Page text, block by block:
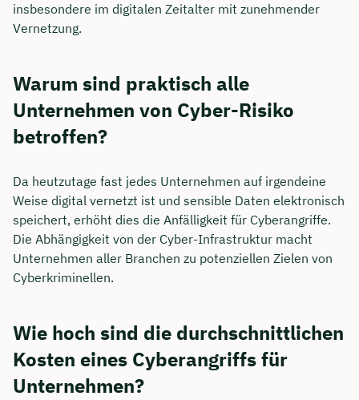
insbesondere im digitalen Zeitalter mit zunehmender
Vernetzung.
Warum sind praktisch alle
Unternehmen von Cyber-Risiko
betroffen?
Da heutzutage fast jedes Unternehmen auf irgendeine
Weise digital vernetzt ist und sensible Daten elektronisch
speichert, erhöht dies die Anfälligkeit für Cyberangriffe.
Die Abhängigkeit von der Cyber-Infrastruktur macht
Unternehmen aller Branchen zu potenziellen Zielen von
Cyberkriminellen.
Wie hoch sind die durchschnittlichen
Kosten eines Cyberangriffs für
Unternehmen?